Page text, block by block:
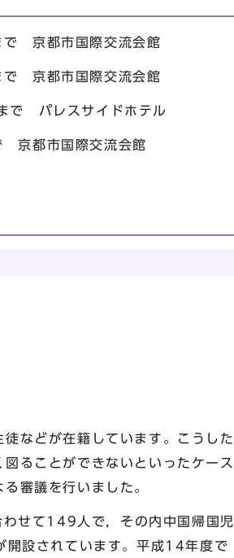
京都市国際交流会館
京都市国際交流会館
パレスサイドホテル
都市国際交流会館
などが在籍しています。こうした
ることができないといったケース
審議を行いました。
せて149人で，その内中国帰国児
開設されています。平成14年度で